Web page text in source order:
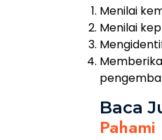
Menilai
Menilai
Baca